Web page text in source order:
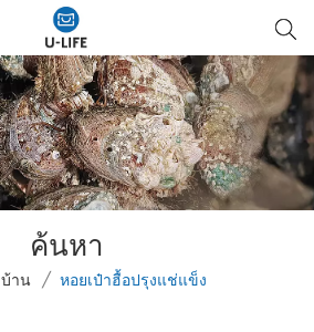
ค้นหา
บ้าน / หอยเป๋าฮื้อปรุงแช่แข็ง